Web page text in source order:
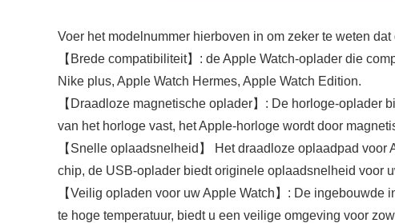
Voer het modelnummer hierboven in om zeker te weten dat
【Brede compatibiliteit】: de Apple Watch-oplader die
Nike plus, Apple Watch Hermes, Apple Watch Edition.
【Draadloze magnetische oplader】: De horloge-
van het horloge vast, het Apple-horloge wordt door
【Snelle oplaadsnelheid】 Het draadloze oplaadpad
chip, de USB-oplader biedt originele oplaadsnelheid voor
【Veilig opladen voor uw Apple Watch】: De
te hoge temperatuur, biedt u een veilige omgeving voor